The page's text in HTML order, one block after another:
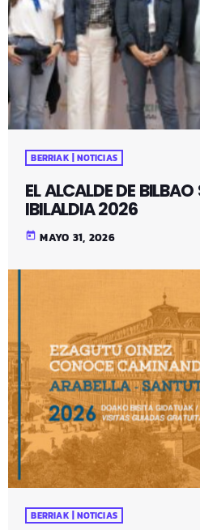
BERRIAK | NOTICIAS
EL ALCALDE DE
IBILALDIA 2026
today MAYO 31, 2026
BERRIAK | NOTICIAS